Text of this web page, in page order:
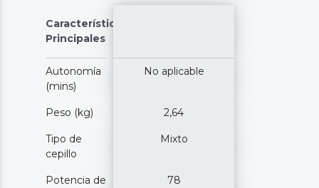
Características
Principales
Autonomía
(mins)
No aplicable
Peso (kg) 2,64
Tipo de
cepillo
Mixto
Potencia de
78